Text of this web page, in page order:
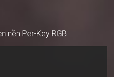
nền Per-Key RGB